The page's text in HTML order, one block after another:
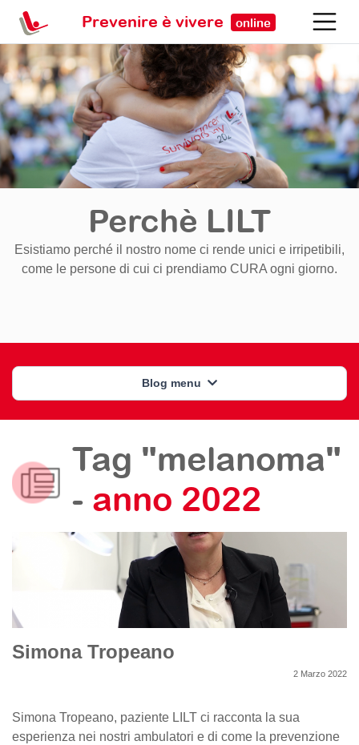
Prevenire è vivere online
Perchè LILT
Esistiamo perché il nostro nome ci rende unici e irripetibili,
come le persone di cui ci prendiamo CURA ogni giorno.
Blog menu
Tag "melanoma"
- anno 2022
Simona Tropeano
2 Marzo 2022
Simona Tropeano, paziente LILT ci racconta la sua
esperienza nei nostri ambulatori e di come la prevenzione